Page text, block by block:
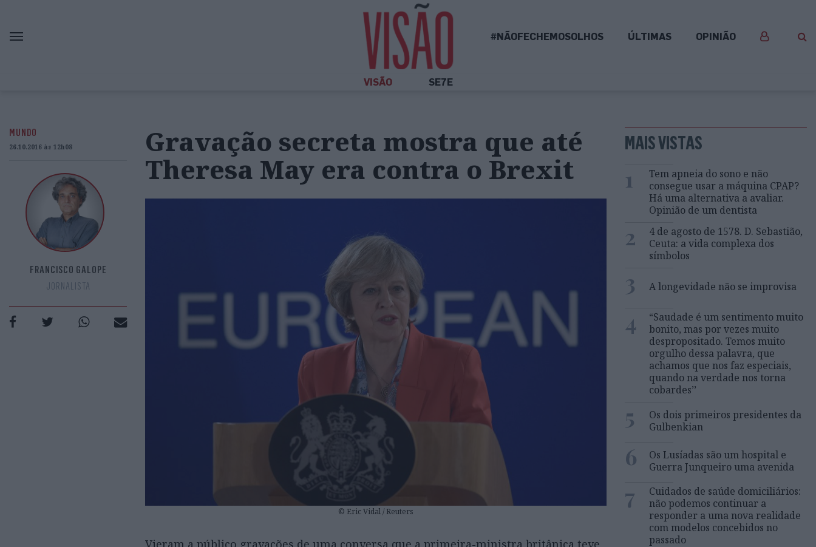
#NÃOFECHEMOSOLHOS ÚLTIMAS OPINIÃO
VISÃO SE7E
MUNDO
26.10.2016 às 12h08
FRANCISCO GALOPE
JORNALISTA
Gravação secreta mostra que até
Theresa May era contra o Brexit
© Eric Vidal / Reuters
Vieram a público gravações de uma conversa que a primeira-ministra britânica teve
MAIS VISTAS
1
Tem apneia do sono e não
consegue usar a máquina CPAP?
Há uma alternativa a avaliar.
Opinião de um dentista
2
4 de agosto de 1578. D. Sebastião,
Ceuta: a vida complexa dos
símbolos
3 A longevidade não se improvisa
4
“Saudade é um sentimento muito
bonito, mas por vezes muito
despropositado. Temos muito
orgulho dessa palavra, que
achamos que nos faz especiais,
quando na verdade nos torna
cobardes’’
5
Os dois primeiros presidentes da
Gulbenkian
6
Os Lusíadas são um hospital e
Guerra Junqueiro uma avenida
7
Cuidados de saúde domiciliários:
não podemos continuar a
responder a uma nova realidade
com modelos concebidos no
passado